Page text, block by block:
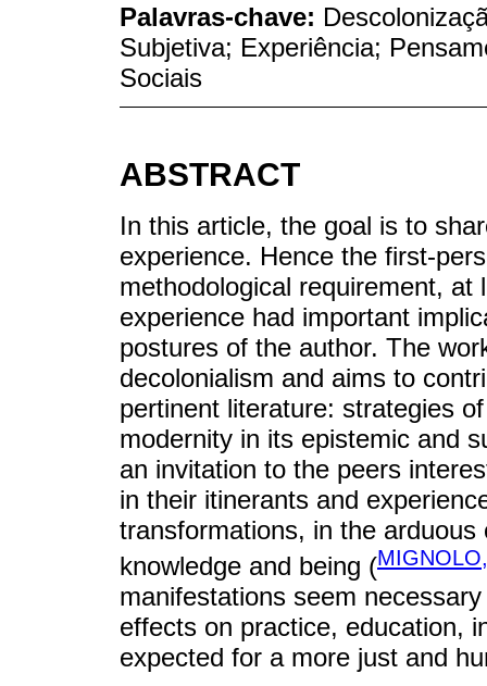
Palavras-chave:
Subjetiva; Experiência;
Sociais
ABSTRACT
In this article, the goal is to
experience. Hence the first-
methodological requirement,
experience had important
postures of the author. The
decolonialism and aims to
pertinent literature: strategies
modernity in its epistemic and
an invitation to the peers
in their itinerants and
transformations, in the
knowledge and being (
manifestations seem
effects on practice, education,
expected for a more just and